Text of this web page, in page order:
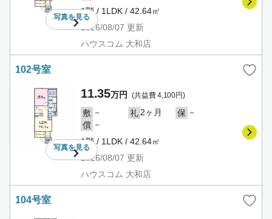
写真を見る
1階 / 1LDK / 42.64㎡
2026/08/07 更新
ハウスコム 大和店
102号室
写真を見る
11.35万円 (共益費 4,100円)
敷 － 礼 2ヶ月 保 －
償 －
1階 / 1LDK / 42.64㎡
2026/08/07 更新
ハウスコム 大和店
104号室